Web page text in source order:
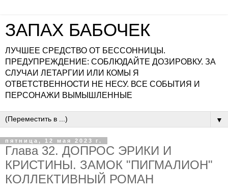
ЗАПАХ БАБОЧЕК
ЛУЧШЕЕ СРЕДСТВО ОТ БЕССОННИЦЫ.
ПРЕДУПРЕЖДЕНИЕ: СОБЛЮДАЙТЕ ДОЗИРОВКУ. ЗА
СЛУЧАИ ЛЕТАРГИИ ИЛИ КОМЫ Я
ОТВЕТСТВЕННОСТИ НЕ НЕСУ. ВСЕ СОБЫТИЯ И
ПЕРСОНАЖИ ВЫМЫШЛЕННЫЕ
▼
пятница, 12 мая 2023 г.
Глава 32. ДОПРОС ЭРИКИ И
КРИСТИНЫ. ЗАМОК "ПИГМАЛИОН"
КОЛЛЕКТИВНЫЙ РОМАН